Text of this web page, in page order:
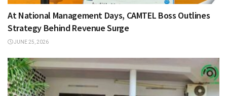
At National Management Days, CAMTEL Boss Outlines
Strategy Behind Revenue Surge
JUNE 25, 2026